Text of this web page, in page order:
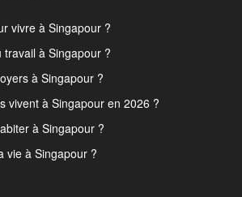
vivre à Singapour ?
à Singapour ?
à Singapour ?
vivent à Singapour en 2026 ?
à Singapour ?
vie à Singapour ?